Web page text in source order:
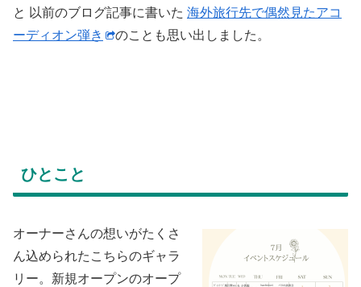
と 以前のブログ記事に書いた 海外旅行先で偶然見たアコ
ーディオン弾き
のことも思い出しました。
ひとこと
オーナーさんの想いがたくさ
ん込められたこちらのギャラ
リー。新規オープンのオープ